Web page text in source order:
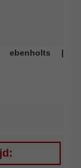
ebenholts |